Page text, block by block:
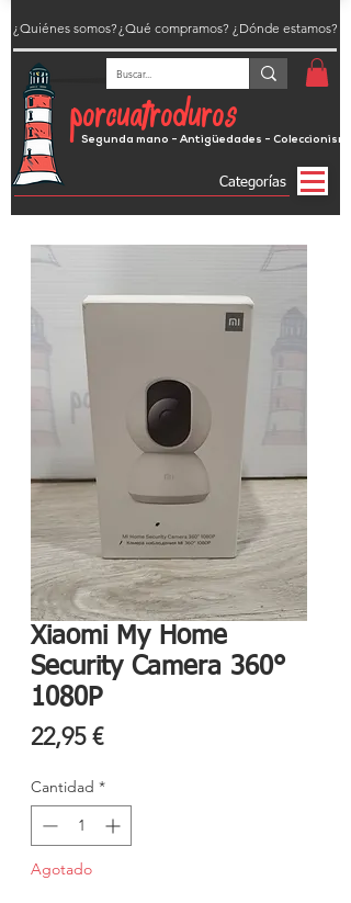
porcuatroduros
Segunda mano - Antigüedades - Coleccionismo
¿Dónde estamos?
¿Quiénes somos?
Categorías
¿Qué compramos?
Xiaomi My Home
Security Camera 360°
1080P
22,95 €Precio
Cantidad *
Agotado